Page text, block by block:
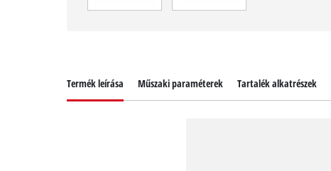
Termék leírása Műszaki paraméterek Tartalék alkatrészek